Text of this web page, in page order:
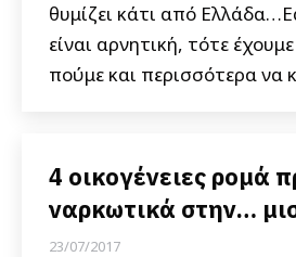
θυμίζει κάτι από
είναι αρνητική, τότε
πούμε και περισσότερα να
4 οικογένειες ρομά
ναρκωτικά στην…
23/07/2017